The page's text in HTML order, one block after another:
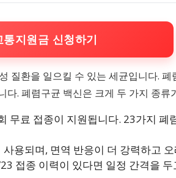
지원금 신청하기
질환을 일으킬 수 있는 세균입니다.
다. 폐렴구균 백신은 크게 두 가지 종류
무료 접종이 지원됩니다. 23가지 폐
용되며, 면역 반응이 더 강력하고
접종 이력이 있다면 일정 간격을